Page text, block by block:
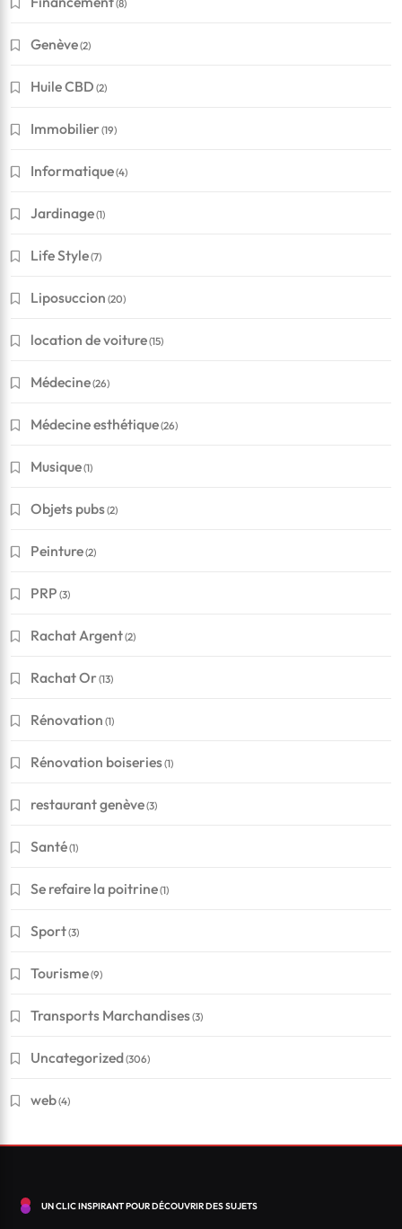
(8)
Genève(2)
Huile CBD (2)
Immobilier(19)
Informatique(4)
Jardinage(1)
Life Style(7)
Liposuccion (20)
location de voiture(15)
Médecine(26)
Médecine esthétique(26)
Musique(1)
Objets pubs(2)
Peinture(2)
PRP (3)
Rachat Argent(2)
Rachat Or(13)
Rénovation (1)
Rénovation boiseries(1)
restaurant genève(3)
Santé(1)
Se refaire la poitrine(1)
Sport(3)
Tourisme(9)
Transports Marchandises(3)
Uncategorized(306)
web(4)
UN CLIC INSPIRANT POUR DÉCOUVRIR DES SUJETS